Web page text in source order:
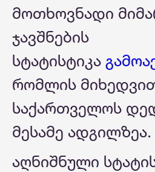
მოთხოვნადი
ჯავშნების
სტატისტიკა
რომლის
საქართველოს
მესამე ადგილზეა.
აღნიშნული